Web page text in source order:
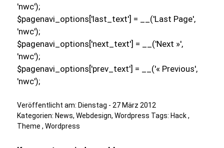
'nwc');
$pagenavi_options['last_text'] = __('Last Page',
'nwc');
$pagenavi_options['next_text'] = __('Next »',
'nwc');
$pagenavi_options['prev_text'] = __('« Previous',
'nwc');
Veröffentlicht am: Dienstag - 27 März 2012
Kategorien: News,Webdesign,Wordpress Tags: Hack,
Theme ,Wordpress